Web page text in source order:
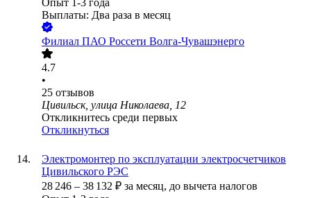
Опыт 1-3 года
Выплаты: Два раза в месяц
Филиал ПАО Россети Волга-Чувашэнерго
4.7
•
25 отзывов
Цивильск, улица Николаева, 12
Откликнитесь среди первых
Откликнуться
Электромонтер по эксплуатации электросчетчиков
Цивильского РЭС
28 246 – 38 132 ₽ за месяц, до вычета налогов